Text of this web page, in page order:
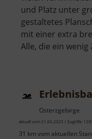
und Platz unter
gestaltetes
mit einer extra
Alle, die ein wenig
Osterzgebirge
aktuell vom 21.06.2025 / Zugriffe:
31 km vom aktuellen